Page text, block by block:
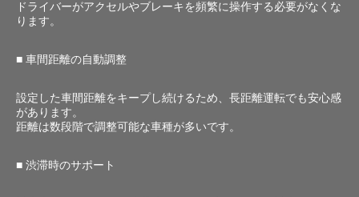
ドライバーがアクセルやブレーキを頻繁に操作する必要がなくな
ります。
■ 車間距離の自動調整
設定した車間距離をキープし続けるため、長距離運転でも安心感
があります。
距離は数段階で調整可能な車種が多いです。
■ 渋滞時のサポート